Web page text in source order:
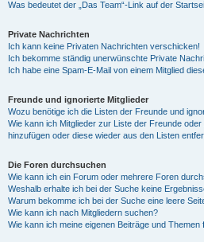
Was bedeutet der „Das Team“-Link auf der
Private Nachrichten
Ich kann keine Privaten Nachrichten verschicken!
Ich bekomme ständig unerwünschte Private
Ich habe eine Spam-E-Mail von einem Mitglied
Freunde und ignorierte Mitglieder
Wozu benötige ich die Listen der Freunde und
Wie kann ich Mitglieder zur Liste der Freunde
hinzufügen oder diese wieder aus den Listen
Die Foren durchsuchen
Wie kann ich ein Forum oder mehrere Foren
Weshalb erhalte ich bei der Suche keine
Warum bekomme ich bei der Suche eine leere
Wie kann ich nach Mitgliedern suchen?
Wie kann ich meine eigenen Beiträge und Themen